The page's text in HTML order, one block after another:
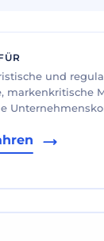
und
markenkritische